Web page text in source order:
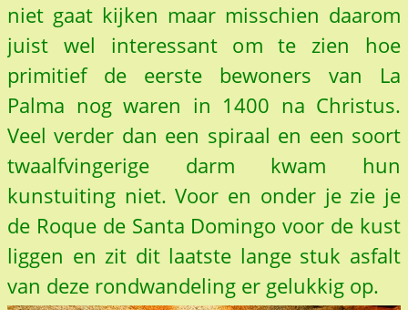
niet gaat kijken maar misschien daarom
juist wel interessant om te zien hoe
primitief de eerste bewoners van La
Palma nog waren in 1400 na Christus.
Veel verder dan een spiraal en een soort
twaalfvingerige darm kwam hun
kunstuiting niet. Voor en onder je zie je
de Roque de Santa Domingo voor de kust
liggen en zit dit laatste lange stuk asfalt
van deze rondwandeling er gelukkig op.